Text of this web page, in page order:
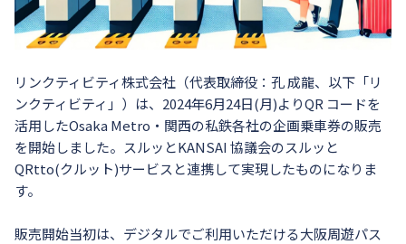
リンクティビティ株式会社（代表取締役：孔 成龍、以下「リ
ンクティビティ」）は、2024年6月24日(月)よりQR コードを
活用したOsaka Metro・関西の私鉄各社の企画乗車券の販売
を開始しました。スルッとKANSAI 協議会のスルッと
QRtto(クルット)サービスと連携して実現したものになりま
す。
販売開始当初は、デジタルでご利用いただける大阪周遊パス